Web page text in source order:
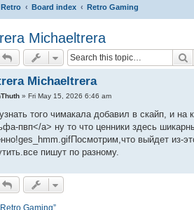
Board index Retro Gaming
Michaeltrera
Michaeltrera
» Fri May 15, 2026 6:46 am
того чимакала добавил в скайп, и
пвп</a> ну то что ценники здесь
выйдет из-
пишут по разному.
Gaming”